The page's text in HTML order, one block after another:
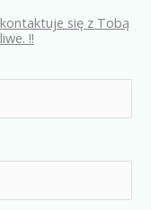
się z Tobą
!!